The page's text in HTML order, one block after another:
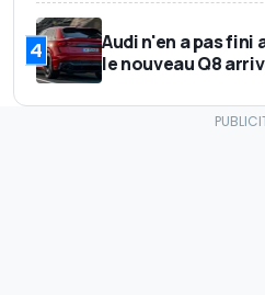
4
Audi n'en a pas fini
le nouveau Q8